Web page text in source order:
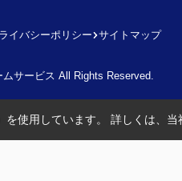
イバシーポリシー サイトマップ
サービス All Rights Reserved.
使用しています。 詳しくは、当